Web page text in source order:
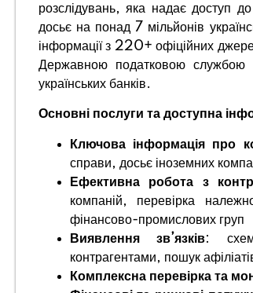
розслідувань, яка надає доступ
досьє на понад 7 мільйонів
інформації з 220+ офіційних
Державною податковою службою
українських банків.
Основні послуги та доступна
Ключова інформація про
справи, досьє іноземних
Ефективна робота з
компаній, перевірка
фінансово-промислових груп
Виявлення зв’язків:
контрагентами, пошук
Комплексна перевірка та